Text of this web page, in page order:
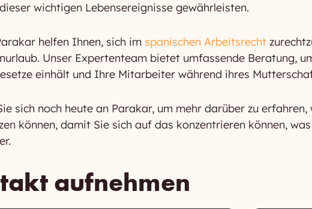
wichtigen Lebensereignisse gewährleisten.
helfen Ihnen, sich im spanischen Arbeitsrecht
Unser Expertenteam bietet umfassende Beratung,
einhält und Ihre Mitarbeiter während ihres
sich noch heute an Parakar, um mehr darüber zu
können, damit Sie sich auf das konzentrieren können,
aufnehmen